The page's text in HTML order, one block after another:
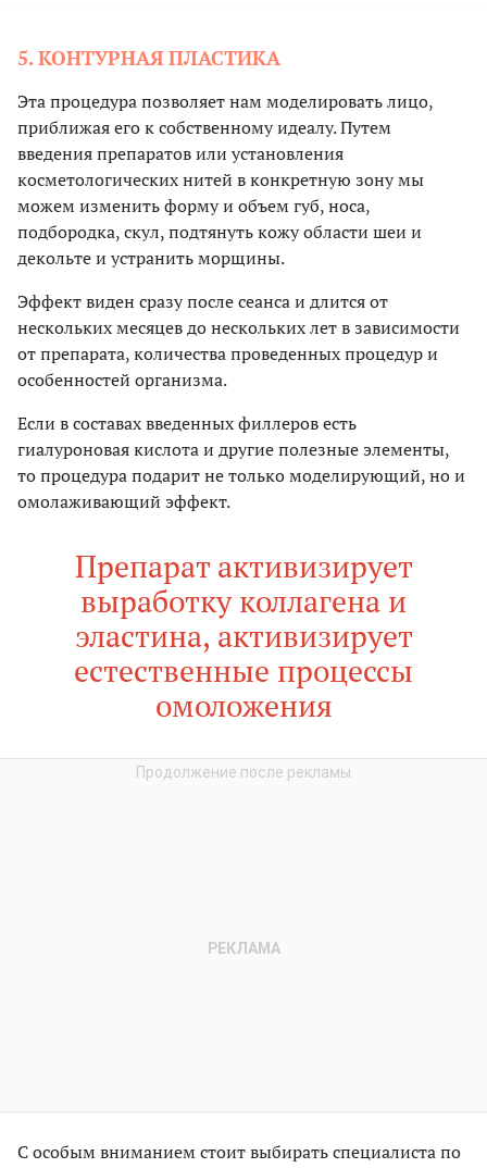
5. КОНТУРНАЯ ПЛАСТИКА
Эта процедура позволяет нам моделировать лицо,
приближая его к собственному идеалу. Путем
введения препаратов или установления
косметологических нитей в конкретную зону мы
можем изменить форму и объем губ, носа,
подбородка, скул, подтянуть кожу области шеи и
декольте и устранить морщины.
Эффект виден сразу после сеанса и длится от
нескольких месяцев до нескольких лет в зависимости
от препарата, количества проведенных процедур и
особенностей организма.
Если в составах введенных филлеров есть
гиалуроновая кислота и другие полезные элементы,
то процедура подарит не только моделирующий, но и
омолаживающий эффект.
Препарат активизирует
выработку коллагена и
эластина, активизирует
естественные процессы
омоложения
С особым вниманием стоит выбирать специалиста по